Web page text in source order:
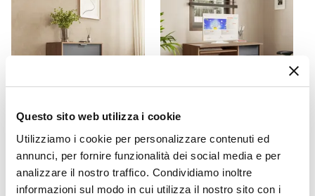
Questo sito web utilizza i cookie
Utilizziamo i cookie per personalizzare contenuti ed
annunci, per fornire funzionalità dei social media e per
analizzare il nostro traffico. Condividiamo inoltre
informazioni sul modo in cui utilizza il nostro sito con i
1 anta
Numero Cassetti
3 cassetti
No
CODICE: AUB-C1AR
Cassettiera 71x69h cm
antracite e rovere con 3
cassetti - Aubin
CODICE: AUB-S2A
Scrivania 100x50 cm in
legno antracite e rovere con
1 anta e 1 cassetto - Aubin